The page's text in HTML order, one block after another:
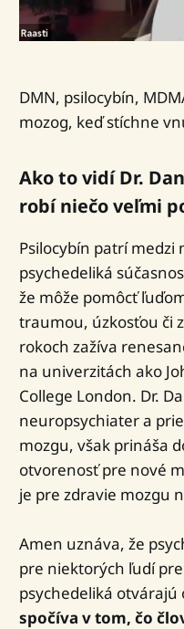
DMN, psilocybín,
mozog, keď stíchne
Ako to vidí Dr.
robí niečo veľmi
Psilocybín patrí medzi
psychedeliká
že môže pomôcť
traumou, úzkosťou či
rokoch zažíva
na univerzitách ako
College London. Dr.
neuropsychiater a
mozgu, však prináša
otvorenosť pre nové
je pre zdravie mozgu
Amen uznáva, že
pre niektorých ľudí
psychedeliká otvárajú
spočíva v tom, čo